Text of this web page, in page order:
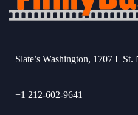
Slate’s Washington, 1707 L
+1 212-602-9641